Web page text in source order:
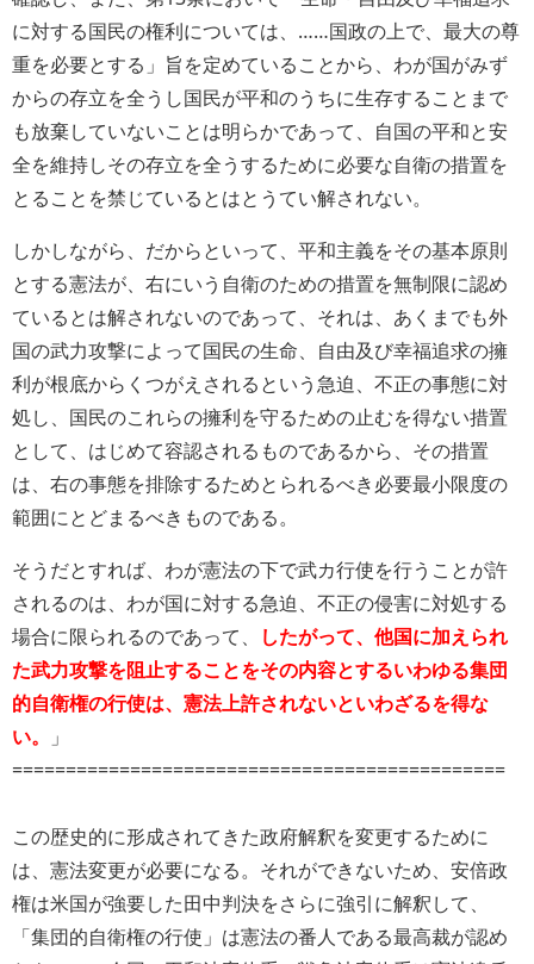
に対する国民の権利については、……国政の上で、最大の尊
重を必要とする」旨を定めていることから、わが国がみず
からの存立を全うし国民が平和のうちに生存することまで
も放棄していないことは明らかであって、自国の平和と安
全を維持しその存立を全うするために必要な自衛の措置を
とることを禁じているとはとうてい解されない。
しかしながら、だからといって、平和主義をその基本原則
とする憲法が、右にいう自衛のための措置を無制限に認め
ているとは解されないのであって、それは、あくまでも外
国の武力攻撃によって国民の生命、自由及び幸福追求の擁
利が根底からくつがえされるという急迫、不正の事態に対
処し、国民のこれらの擁利を守るための止むを得ない措置
として、はじめて容認されるものであるから、その措置
は、右の事態を排除するためとられるべき必要最小限度の
範囲にとどまるべきものである。
そうだとすれば、わが憲法の下で武カ行使を行うことが許
されるのは、わが国に対する急迫、不正の侵害に対処する
場合に限られるのであって、
したがって、他国に加えられ
た武力攻撃を阻止することをその内容とするいわゆる集団
的自衛権の行使は、憲法上許されないといわざるを得な
い。
」
==============================================
この歴史的に形成されてきた政府解釈を変更するために
は、憲法変更が必要になる。それができないため、安倍政
権は米国が強要した田中判決をさらに強引に解釈して、
「集団的自衛権の行使」は憲法の番人である最高裁が認め